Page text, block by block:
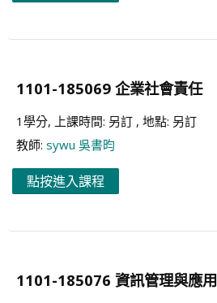
1101-185069 企業社會責任
1學分, 上課時間: 另訂 , 地點: 另訂
教師: sywu 吳書昀
點按進入課程
1101-185076 資訊管理與應用